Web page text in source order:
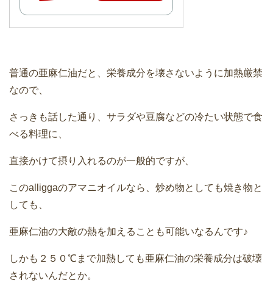
普通の亜麻仁油だと、栄養成分を壊さないように加熱厳禁
なので、
さっきも話した通り、サラダや豆腐などの冷たい状態で食
べる料理に、
直接かけて摂り入れるのが一般的ですが、
このalliggaのアマニオイルなら、炒め物としても焼き物と
しても、
亜麻仁油の大敵の熱を加えることも可能いなるんです♪
しかも２５０℃まで加熱しても亜麻仁油の栄養成分は破壊
されないんだとか。